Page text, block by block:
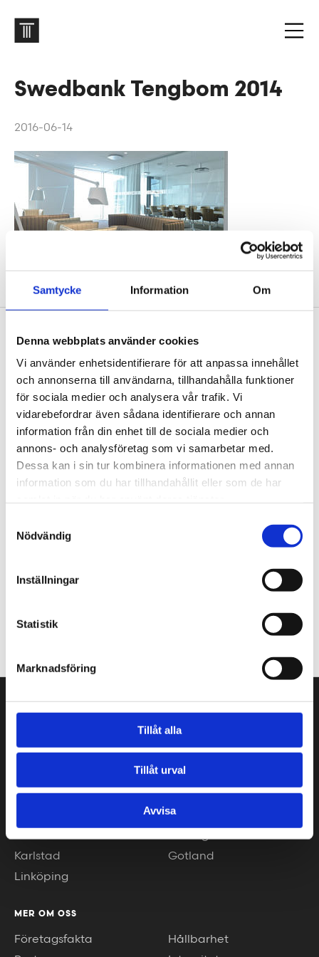
Samtycke Information Om
Denna webbplats använder cookies
Vi använder enhetsidentifierare för att anpassa innehållet
och annonserna till användarna, tillhandahålla funktioner
för sociala medier och analysera vår trafik. Vi
vidarebefordrar även sådana identifierare och annan
information från din enhet till de sociala medier och
annons- och analysföretag som vi samarbetar med.
Dessa kan i sin tur kombinera informationen med annan
information som du har tillhandahållit eller som de har
Nödvändig
Inställningar
Statistik
Marknadsföring
Tillåt alla
Tillåt urval
Avvisa
Swedbank Tengbom 2014
2016-06-14
1906 tog oss dit vi är idag. Varsågod att förkovra.
Jobba hos oss
På Tengbom letar vi alltid efter människor som vill
flytta gränser med oss. Hör av dig!
Nyhetsbrev
Prenumerera gärna på TengbomTelegram.
Tajt deadline? Här hittar du pressmaterial och
Göteborg
Helsingborg
Kalmar
Karlstad
Linköping
Borås
Växjö
Piteå
Luleå
Umeå
Helsingfors
Gotland
MER OM OSS
Företagsfakta
Hållbarhet